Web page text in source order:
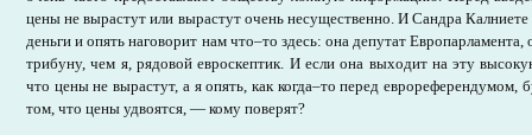
цены не вырастут или вырастут очень несущественно. И Сандра Калниете
деньги и опять наговорит нам что–то здесь: она депутат
трибуну, чем я, рядовой евроскептик. И если она выходит на эту
что цены не вырастут, а я опять, как когда–то перед еврореферендумом,
том, что цены удвоятся, — кому поверят?